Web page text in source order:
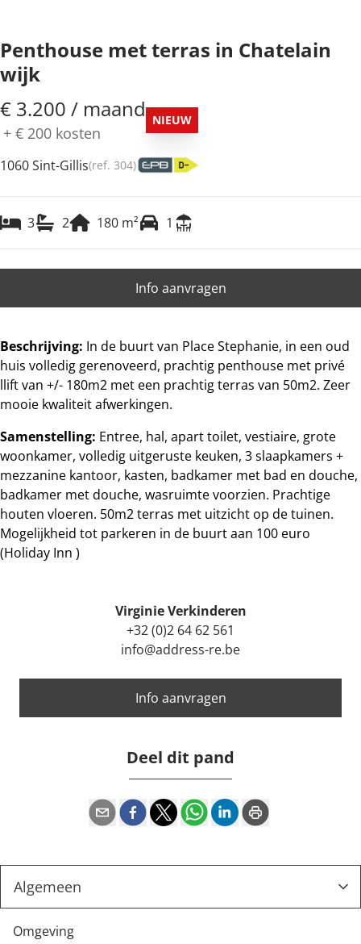
Penthouse met terras in Chatelain
wijk
€ 3.200 / maand
+ € 200 kosten
NIEUW
1060 Sint-Gillis(ref. 304)
3 2 180 m² 1
Info aanvragen
Beschrijving: In de buurt van Place Stephanie, in een oud
huis volledig gerenoveerd, prachtig penthouse met privé
llift van +/- 180m2 met een prachtig terras van 50m2. Zeer
mooie kwaliteit afwerkingen.
Samenstelling: Entree, hal, apart toilet, vestiaire, grote
woonkamer, volledig uitgeruste keuken, 3 slaapkamers +
mezzanine kantoor, kasten, badkamer met bad en douche,
badkamer met douche, wasruimte voorzien. Prachtige
houten vloeren. 50m2 terras met uitzicht op de tuinen.
Mogelijkheid tot parkeren in de buurt aan 100 euro
(Holiday Inn )
Virginie Verkinderen
+32 (0)2 64 62 561
info@address-re.be
Info aanvragen
Deel dit pand
Omgeving